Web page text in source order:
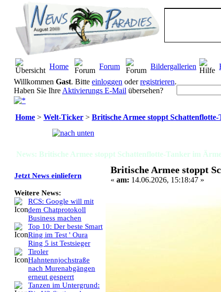
Home Forum Bildergallerien
Willkommen Gast. Bitte einloggen oderregistrieren.
Haben Sie Ihre Aktivierungs E-Mail übersehen?
Home > Welt-Ticker > Britische Armee stoppt
News: Britische Armee stoppt Schattenflotte-Tanker im
Jetzt News einliefern
Weitere News:
RCS: Google will mit
dem Chatprotokoll
Business machen
Top 10: Der beste Smart
Ring im Test ' Oura
Ring 5 ist Testsieger
Tiroler
Hahntennjochstraße
nach Murenabgängen
erneut gesperrt
Tanzen im Untergrund:
Britische Armee stoppt
« am: 14.06.2026, 15:18:47 »